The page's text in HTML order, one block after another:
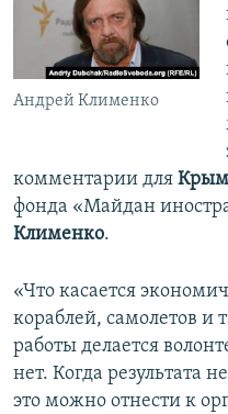
Андрей Клименко
комментарии для
фонда «Майдан
Клименко.
«Что касается
кораблей, самолетов и
работы делается
нет. Когда результата
это можно отнести к